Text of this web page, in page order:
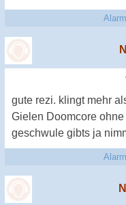
Alarm
gute rezi. klingt mehr
Gielen Doomcore
geschwule gibts ja
Alarm